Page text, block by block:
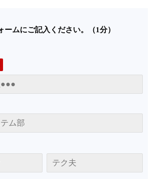
ームにご記入ください。（1分）